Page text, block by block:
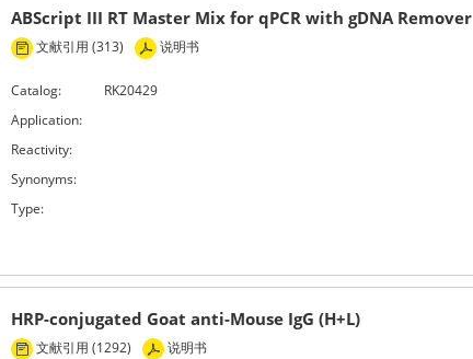
ABScript III RT Master Mix for qPCR with gDNA Remover
文献引用 (313) 说明书
Catalog:
RK20429
Application:
Reactivity:
Synonyms:
Type:
HRP-conjugated Goat anti-Mouse IgG (H+L)
文献引用 (1292) 说明书